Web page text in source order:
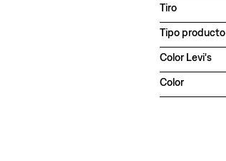
Tiro
Tipo producto
Color Levi's
Color